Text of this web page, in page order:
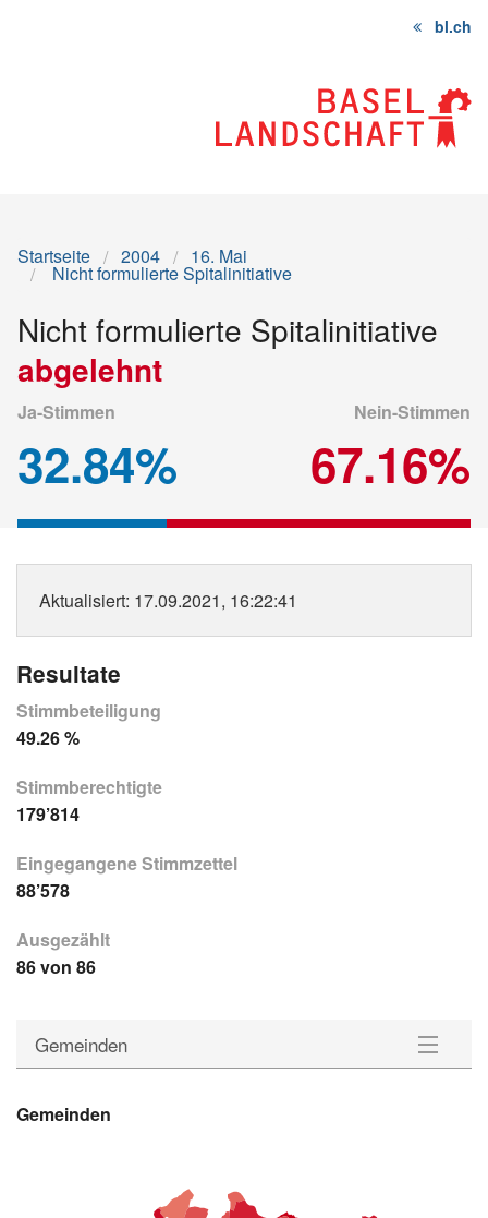
bl.ch
Startseite 2004 16. Mai
Nicht formulierte Spitalinitiative
Nicht formulierte Spitalinitiative
abgelehnt
Ja-Stimmen
32.84%
Nein-Stimmen
67.16%
Aktualisiert: 17.09.2021, 16:22:41
Resultate
Stimmbeteiligung
49.26 %
Stimmberechtigte
179’814
Eingegangene Stimmzettel
88’578
Ausgezählt
86 von 86
Gemeinden
Gemeinden